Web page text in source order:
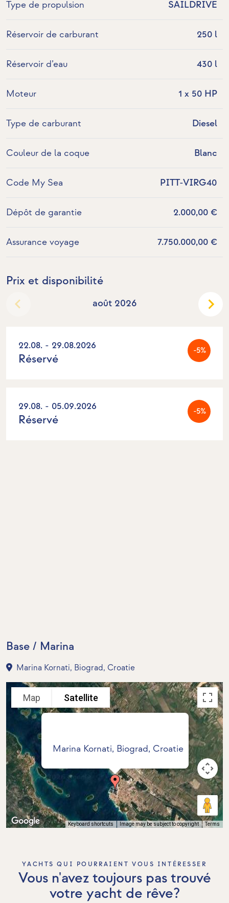
Type de propulsion SAILDRIVE
Réservoir de carburant 250 l
Réservoir d’eau 430 l
Moteur 1 x 50 HP
Type de carburant Diesel
Couleur de la coque Blanc
Code My Sea PITT-VIRG40
Dépôt de garantie 2.000,00 €
Assurance voyage 7.750.000,00 €
Prix et disponibilité
août 2026
22.08. - 29.08.2026 -5%
Réservé
29.08. - 05.09.2026 -5%
Réservé
Base / Marina
Marina Kornati, Biograd, Croatie
Marina Kornati, Biograd, Croatie
Map Satellite
Keyboard shortcuts Image may be subject to copyright Terms
YACHTS QUI POURRAIENT VOUS INTÉRESSER
Vous n'avez toujours pas trouvé
votre yacht de rêve?